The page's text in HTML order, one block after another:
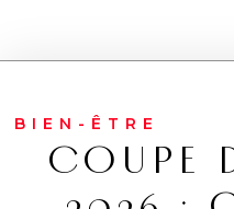
BIEN-ÊTRE
COUPE